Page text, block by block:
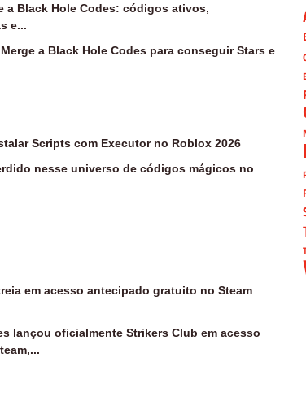
a Black Hole Codes: códigos ativos,
e...
a Black Hole Codes para conseguir Stars e
Scripts com Executor no Roblox 2026
nesse universo de códigos mágicos no
em acesso antecipado gratuito no Steam
lançou oficialmente Strikers Club em acesso